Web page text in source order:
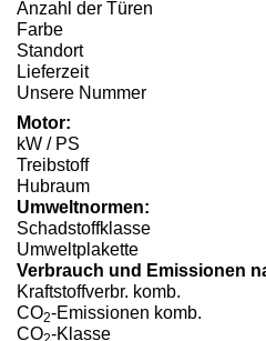
Anzahl der Türen
Farbe
Standort
Lieferzeit
Unsere Nummer
Motor:
kW / PS
Treibstoff
Hubraum
Umweltnormen:
Schadstoffklasse
Umweltplakette
Verbrauch und Emissionen
Kraftstoffverbr. komb.
CO2-Emissionen komb.
CO -Klasse